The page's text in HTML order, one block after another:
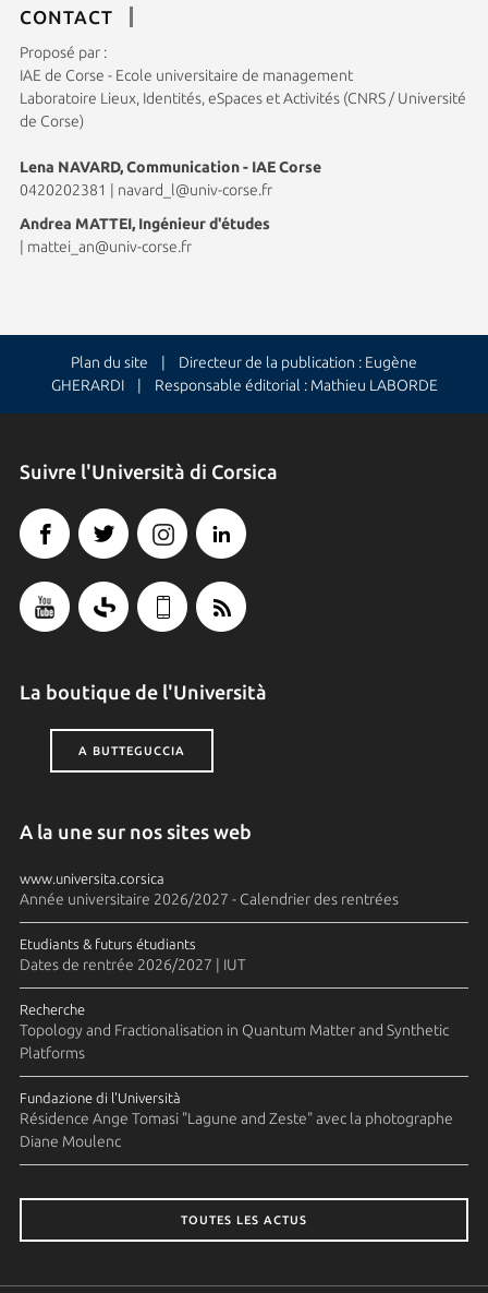
CONTACT
Proposé par :
IAE de Corse - Ecole universitaire de management
Laboratoire Lieux, Identités, eSpaces et Activités (CNRS / Université
de Corse)
Lena NAVARD, Communication - IAE Corse
0420202381
navard_l@univ-corse.fr
Andrea MATTEI, Ingénieur d'études
mattei_an@univ-corse.fr
Plan du site | Directeur de la publication : Eugène
GHERARDI | Responsable éditorial : Mathieu LABORDE
Suivre l'Università di Corsica
La boutique de l'Università
A BUTTEGUCCIA
A la une sur nos sites web
www.universita.corsica
Année universitaire 2026/2027 - Calendrier des rentrées
Etudiants & futurs étudiants
Dates de rentrée 2026/2027 | IUT
Recherche
Topology and Fractionalisation in Quantum Matter and Synthetic
Platforms
Fundazione di l'Università
Résidence Ange Tomasi "Lagune and Zeste" avec la photographe
Diane Moulenc
TOUTES LES ACTUS